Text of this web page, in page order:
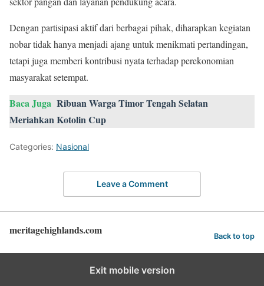
Dengan partisipasi aktif dari berbagai pihak, diharapkan kegiatan
nobar tidak hanya menjadi ajang untuk menikmati pertandingan,
tetapi juga memberi kontribusi nyata terhadap perekonomian
masyarakat setempat.
Baca Juga Ribuan Warga Timor Tengah Selatan
Meriahkan Kotolin Cup
Categories: Nasional
Leave a Comment
meritagehighlands.com Back to top
Exit mobile version